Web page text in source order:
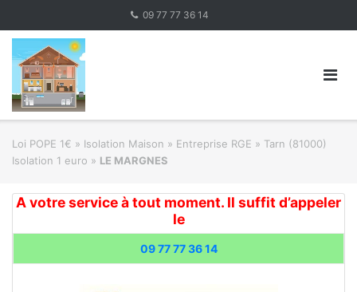
content
09 77 77 36 14
Loi POPE 1€ » Isolation Maison » Entreprise RGE » Tarn (81000)
Isolation 1 euro » LE MARGNES
A votre service à tout moment. Il suffit d’appeler
le
09 77 77 36 14